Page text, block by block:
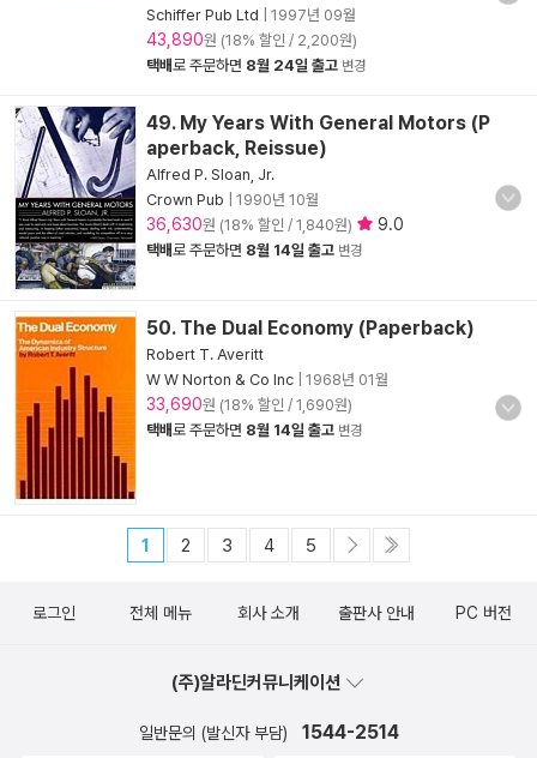
Schiffer Pub Ltd
1997년 09월
43,890원 (18% 할인 / 2,200원)
택배로 주문하면 8월 24일 출고 변경
49. My Years With General Motors (P
aperback, Reissue)
Alfred P. Sloan, Jr.
Crown Pub
1990년 10월
36,630원 (18% 할인 / 1,840원) 9.0
택배로 주문하면 8월 14일 출고 변경
50. The Dual Economy (Paperback)
Robert T. Averitt
W W Norton & Co Inc
1968년 01월
33,690원 (18% 할인 / 1,690원)
택배로 주문하면 8월 14일 출고 변경
1 2 3 4 5
로그인 전체 메뉴 회사 소개 출판사 안내 PC 버전
(주)알라딘커뮤니케이션
일반문의 (발신자 부담) 1544-2514